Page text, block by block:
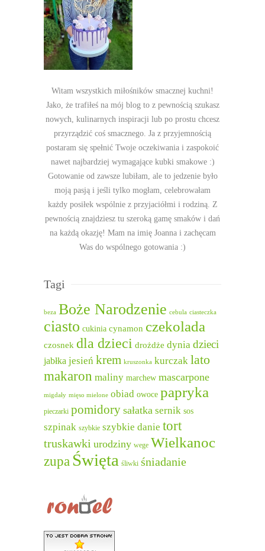
Witam wszystkich miłośników smacznej kuchni!
Jako, że trafiłeś na mój blog to z pewnością szukasz
nowych, kulinarnych inspiracji lub po prostu chcesz
przyrządzić coś smacznego. Ja z przyjemnością
postaram się spełnić Twoje oczekiwania i zaspokoić
nawet najbardziej wymagające kubki smakowe :)
Gotowanie od zawsze lubiłam, ale to jedzenie było
moją pasją i jeśli tylko mogłam, celebrowałam
każdy posiłek wspólnie z przyjaciółmi i rodziną. Z
pewnością znajdziesz tu szeroką gamę smaków i dań
na każdą okazję! Mam na imię Joanna i zachęcam
Was do wspólnego gotowania :)
Tagi
beza Boże Narodzenie cebula ciasteczka
ciasto cukinia cynamon czekolada
czosnek dla dzieci drożdże dynia dzieci
jabłka jesień krem kruszonka kurczak lato
makaron maliny marchew mascarpone
migdały mięso mielone obiad owoce papryka
pieczarki pomidory sałatka sernik sos
szpinak szybkie szybkie danie tort
truskawki urodziny wege Wielkanoc
zupa Święta śliwki śniadanie